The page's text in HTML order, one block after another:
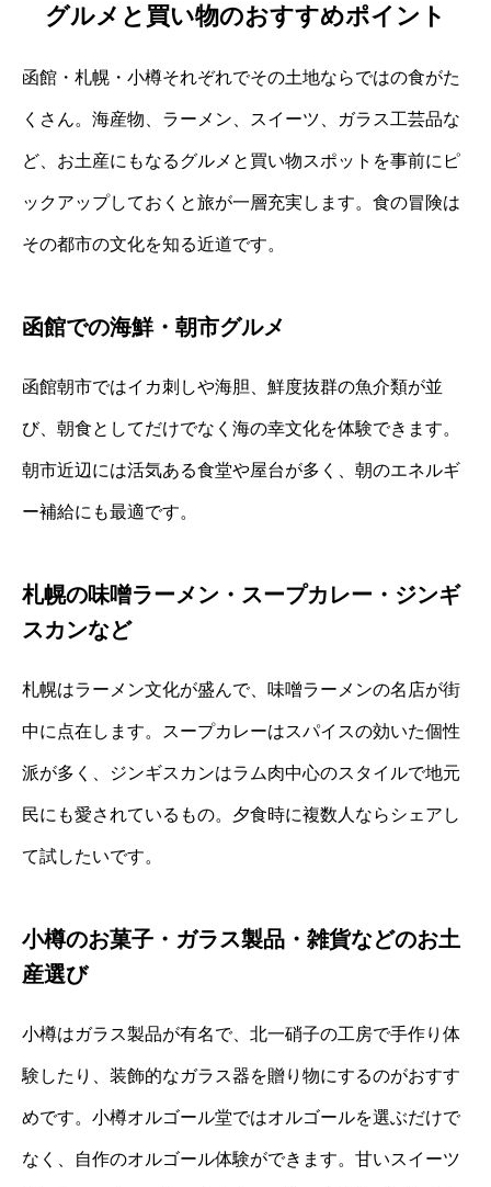
グルメと買い物のおすすめポイント
函館・札幌・小樽それぞれでその土地ならではの食がた
くさん。海産物、ラーメン、スイーツ、ガラス工芸品な
ど、お土産にもなるグルメと買い物スポットを事前にピ
ックアップしておくと旅が一層充実します。食の冒険は
その都市の文化を知る近道です。
函館での海鮮・朝市グルメ
函館朝市ではイカ刺しや海胆、鮮度抜群の魚介類が並
び、朝食としてだけでなく海の幸文化を体験できます。
朝市近辺には活気ある食堂や屋台が多く、朝のエネルギ
ー補給にも最適です。
札幌の味噌ラーメン・スープカレー・ジンギ
スカンなど
札幌はラーメン文化が盛んで、味噌ラーメンの名店が街
中に点在します。スープカレーはスパイスの効いた個性
派が多く、ジンギスカンはラム肉中心のスタイルで地元
民にも愛されているもの。夕食時に複数人ならシェアし
て試したいです。
小樽のお菓子・ガラス製品・雑貨などのお土
産選び
小樽はガラス製品が有名で、北一硝子の工房で手作り体
験したり、装飾的なガラス器を贈り物にするのがおすす
めです。小樽オルゴール堂ではオルゴールを選ぶだけで
なく、自作のオルゴール体験ができます。甘いスイーツ